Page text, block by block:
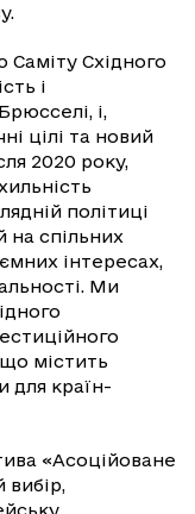
Саміту Східного
і
і,
цілі та новий
2020 року,
політиці
на спільних
інтересах,
Ми
містить
для країн-
«Асоційоване
вибір,